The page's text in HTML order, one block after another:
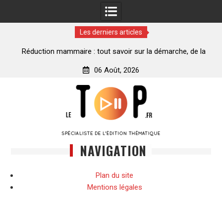
Les derniers articles
Réduction mammaire : tout savoir sur la démarche, de la
06 Août, 2026
NAVIGATION
Plan du site
Mentions légales